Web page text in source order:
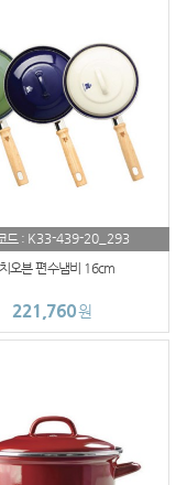
드 : K33-439-20_293
오븐 편수냄비 16cm
221,760원